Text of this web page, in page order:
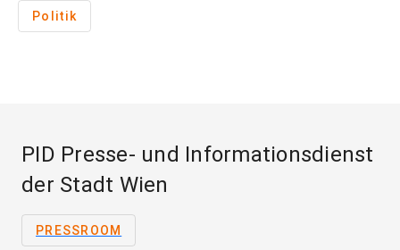
Politik
PID Presse- und Informationsdienst
der Stadt Wien
PRESSROOM